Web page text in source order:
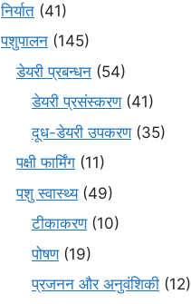
निर्यात (41)
पशुपालन (145)
डेयरी प्रबन्धन (54)
डेयरी प्रसंस्करण(41)
दूध-डेयरी उपकरण(35)
पक्षी फार्मिंग (11)
पशु स्वास्थ्य(49)
टीकाकरण(10)
पोषण(19)
प्रजनन और अनुवंशिकी (12)